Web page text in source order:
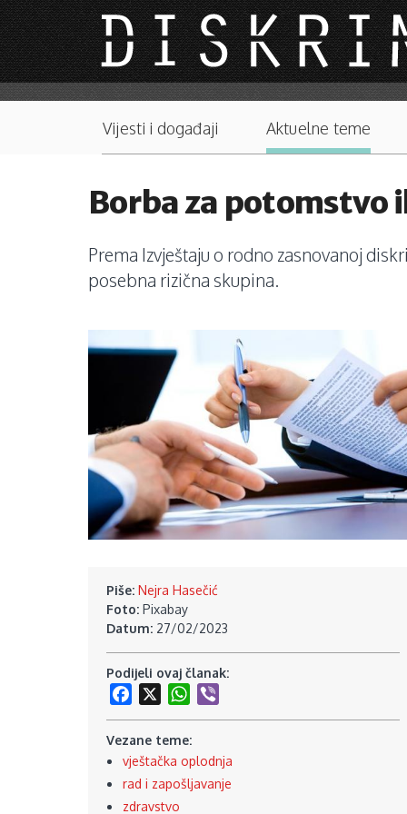
Skip to main content
Main menu
Vijesti i događaji Aktuelne teme
Borba za potomstvo
Prema Izvještaju o rodno zasnovanoj
posebna rizična skupina.
Piše: Nejra Hasečić
Foto: Pixabay
Datum: 27/02/2023
Podijeli ovaj članak:
Facebook
WhatsApp
Vezane teme:
vještačka oplodnja
rad i zapošljavanje
zdravstvo